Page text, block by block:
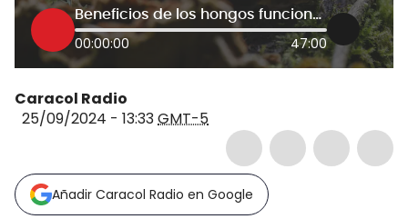
Beneficios de los hongos funcionales
00:00:00 47:00
Caracol Radio
25/09/2024 - 13:33GMT-5
Añadir Caracol Radio en Google